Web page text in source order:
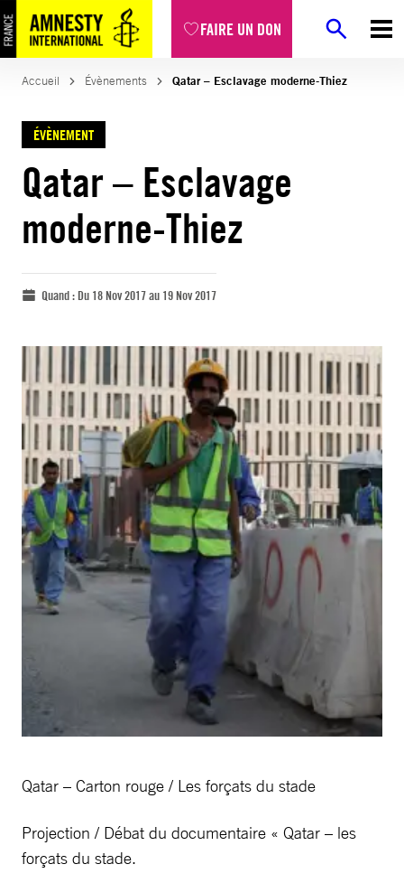
FAIRE UN DON
Accueil Évènements Qatar – Esclavage moderne-Thiez
ÉVÈNEMENT
Qatar – Esclavage
moderne-Thiez
Quand :Du 18 Nov 2017 au 19 Nov 2017
Qatar – Carton rouge / Les forçats du stade
Projection / Débat du documentaire « Qatar – les
forçats du stade.